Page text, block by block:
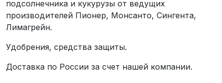
подсолнечника и кукурузы от ведущих
производителей Пионер, Монсанто, Сингента,
Лимагрейн.
Удобрения, средства защиты.
Доставка по России за счет нашей компании.